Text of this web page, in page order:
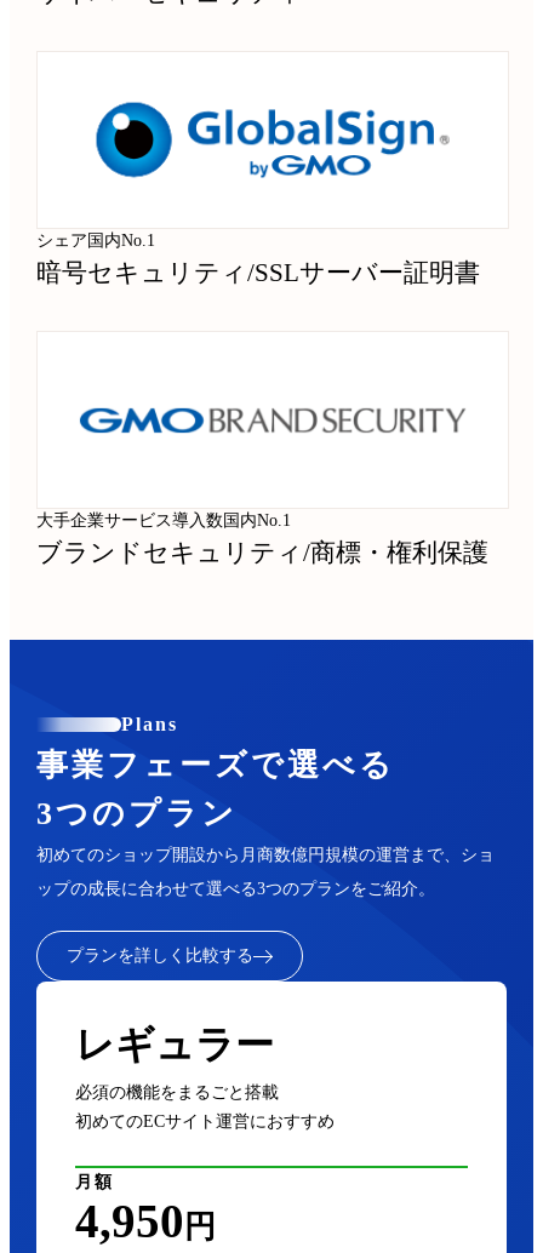
シェア国内No.1
暗号セキュリティ/SSLサーバー証明書
大手企業サービス導入数国内No.1
ブランドセキュリティ/商標・権利保護
Plans
事業フェーズで選べる
3つのプラン
初めてのショップ開設から月商数億円規模の運営まで、ショ
ップの成長に合わせて選べる3つのプランをご紹介。
プランを詳しく比較する
レギュラー
必須の機能をまるごと搭載
初めてのECサイト運営におすすめ
月額
4,950 円